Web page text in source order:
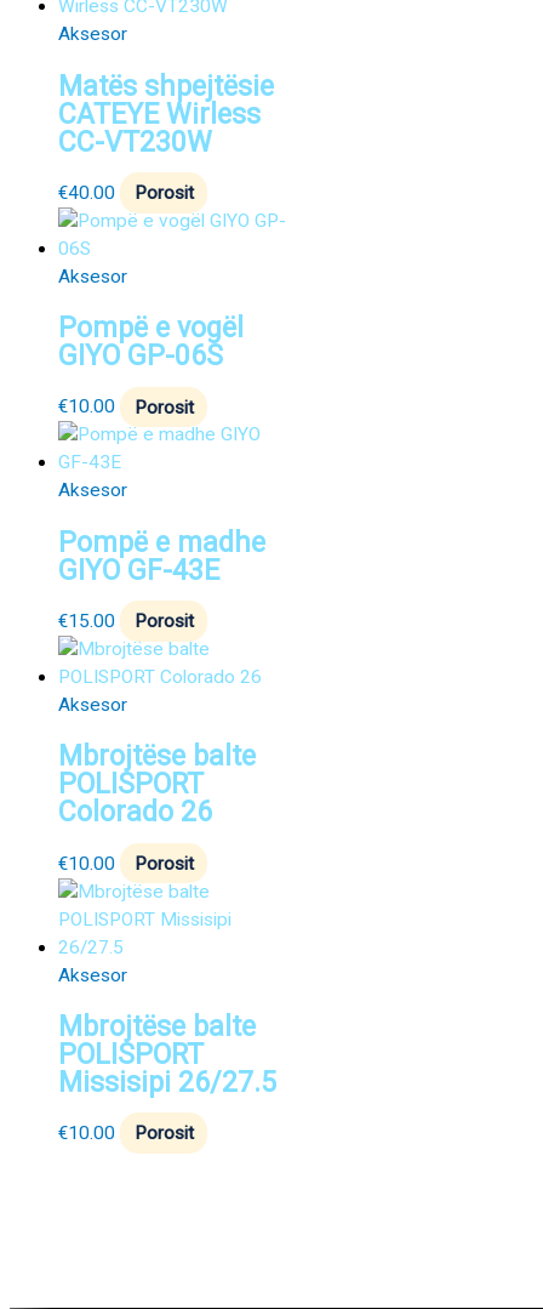
Aksesor
Matës shpejtësie
CATEYE Wirless
CC-VT230W
€40.00 Porosit
Aksesor
Pompë e vogël
GIYO GP-06S
€10.00 Porosit
Aksesor
Pompë e madhe
GIYO GF-43E
€15.00 Porosit
Aksesor
Mbrojtëse balte
POLISPORT
Colorado 26
€10.00 Porosit
Aksesor
Mbrojtëse balte
POLISPORT
Missisipi 26/27.5
€10.00 Porosit